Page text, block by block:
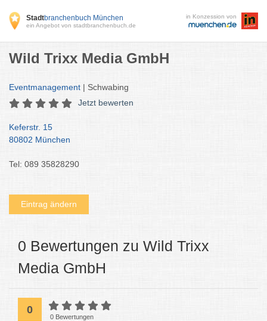
Stadtbranchenbuch München
ein Angebot von stadtbranchenbuch.de
in Konzession von
Wild Trixx Media GmbH
Eventmanagement | Schwabing
Jetzt bewerten
Keferstr. 15
80802 München
Tel: 089 35828290
Eintrag ändern
0 Bewertungen zu Wild Trixx
Media GmbH
0
0 Bewertungen